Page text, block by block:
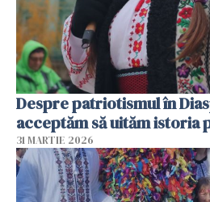
Despre patriotismul în
acceptăm să uităm istoria
31 MARTIE 2026